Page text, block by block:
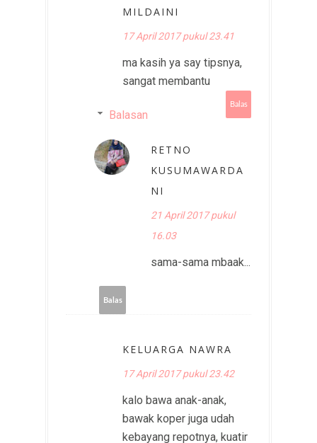
MILDAINI
17 April 2017 pukul 23.41
ma kasih ya say tipsnya,
sangat membantu
Balas
Balasan
RETNO
KUSUMAWARDA
NI
21 April 2017 pukul
16.03
sama-sama mbaak...
Balas
KELUARGA NAWRA
17 April 2017 pukul 23.42
kalo bawa anak-anak,
bawak koper juga udah
kebayang repotnya, kuatir